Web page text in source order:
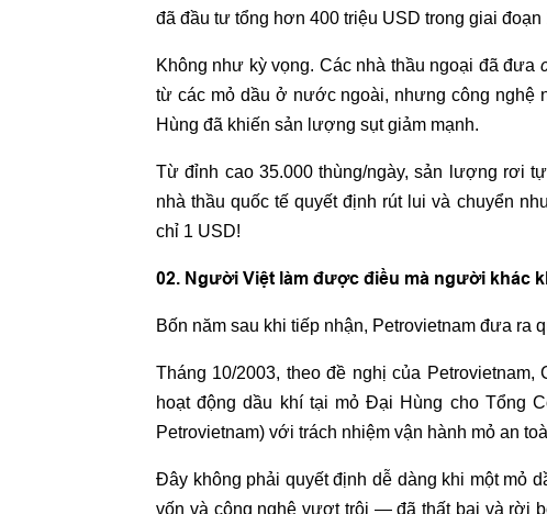
đã đầu tư tổng hơn 400 triệu USD trong giai
Không như kỳ vọng. Các nhà thầu ngoại đã đưa
từ các mỏ dầu ở nước ngoài, nhưng công nghệ
Hùng đã khiến sản lượng sụt giảm mạnh.
Từ đỉnh cao 35.000 thùng/ngày, sản lượng rơi
nhà thầu quốc tế quyết định rút lui và chuyển
chỉ 1 USD!
02. Người Việt làm được điều mà người khác
Bốn năm sau khi tiếp nhận, Petrovietnam đưa ra
Tháng 10/2003, theo đề nghị của
hoạt động dầu khí tại mỏ Đại Hùng cho Tổng
Petrovietnam) với trách nhiệm vận hành mỏ an
Đây không phải quyết định dễ dàng khi một mỏ
vốn và công nghệ vượt trội — đã thất bại và rời